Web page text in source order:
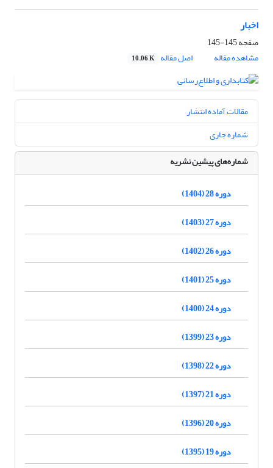
اخبار
صفحه145-145
مشاهده مقاله
اصل مقاله 10.06 K
مقالات آماده انتشار
شماره جاری
شماره‌های پیشین نشریه
دوره 28 (1404)
دوره 27 (1403)
دوره 26 (1402)
دوره 25 (1401)
دوره 24 (1400)
دوره 23 (1399)
دوره 22 (1398)
دوره 21 (1397)
دوره 20 (1396)
دوره 19 (1395)